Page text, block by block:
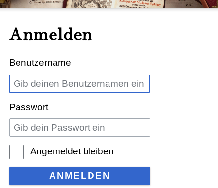
Anmelden
Benutzername
Passwort
Angemeldet bleiben
ANMELDEN